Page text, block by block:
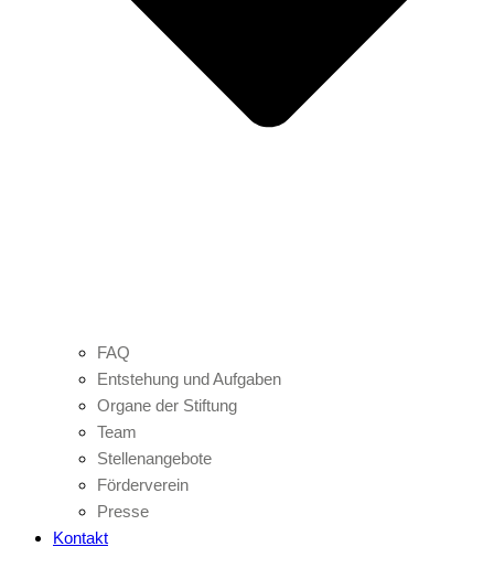
FAQ
Entstehung und Aufgaben
Organe der Stiftung
Team
Stellenangebote
Förderverein
Presse
Kontakt